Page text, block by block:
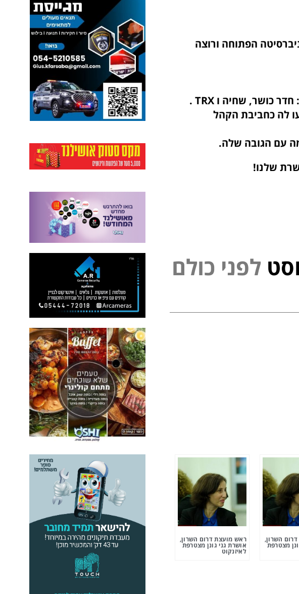
הפתוחה ורוצה
מ 6000 איש הצביעו לה כחביבת הקהל
שלנו!
פ נ י כולם נ
השרון,
מצטרפת
ראש מועצת דרום השרון,
אושרת גני גונן מצטרפת
לאיזנקוט